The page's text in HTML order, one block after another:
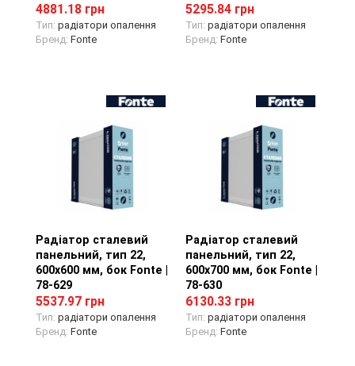
4881.18 грн
Тип: радіатори опалення
Бренд: Fonte
5295.84 грн
Тип: радіатори опалення
Бренд: Fonte
Перегляд товару
Радіатор сталевий
панельний, тип 22,
600х600 мм, бок Fonte |
78-629
5537.97 грн
Тип: радіатори опалення
Бренд: Fonte
Перегляд товару
Радіатор сталевий
панельний, тип 22,
600х700 мм, бок Fonte |
78-630
6130.33 грн
Тип: радіатори опалення
Бренд: Fonte